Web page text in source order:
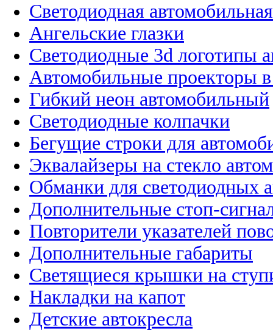
Светодиодная
Ангельские глазки
Светодиодные 3d логотипы
Автомобильные проекторы
Гибкий неон автомобильный
Светодиодные колпачки
Бегущие строки для
Эквалайзеры на стекло
Обманки для светодиодных
Дополнительные стоп-
Повторители указателей
Дополнительные габариты
Светящиеся крышки на
Накладки на капот
Детские автокресла